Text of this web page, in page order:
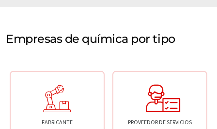
Empresas de química por tipo
FABRICANTE PROVEEDOR DE SERVICIOS